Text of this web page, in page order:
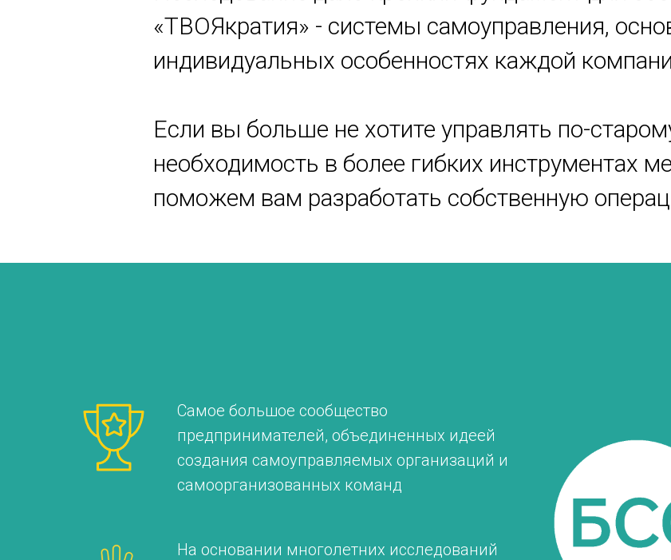
«ТВОЯкратия» - системы самоуправления,
индивидуальных особенностях каждой
Если вы больше не хотите управлять по-
необходимость в более гибких инструментах
поможем вам разработать собственную
Самое большое сообщество
предпринимателей, объединенных идеей
создания самоуправляемых организаций и
самоорганизованных команд
На основании многолетних исследований